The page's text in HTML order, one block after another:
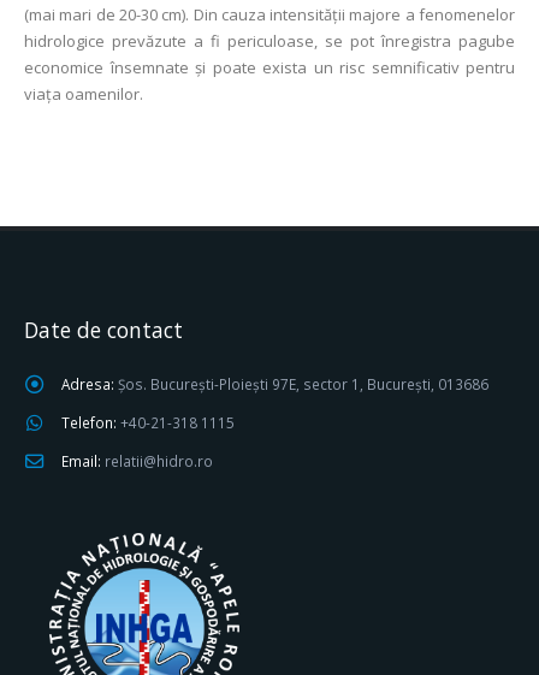
(mai mari de 20-30 cm). Din cauza intensității majore a fenomenelor
hidrologice prevăzute a fi periculoase, se pot înregistra pagube
economice însemnate şi poate exista un risc semnificativ pentru
viața oamenilor.
Date de contact
Adresa: Șos. București-Ploiești 97E, sector 1, București, 013686
Telefon: +40-21-318 1115
Email: relatii@hidro.ro